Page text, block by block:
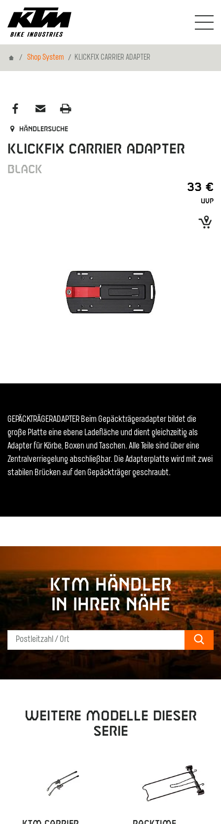
HomeShop System KLICKFIX CARRIER ADAPTER
Händlersuche
KLICKFIX CARRIER ADAPTER
BLACK
33 €
UVP
GEPÄCKTRÄGERADAPTER Beim Gepäckträgeradapter bildet die
große Platte eine ebene Ladefläche und dient gleichzeitig als
Adapter für Körbe, Boxen und Taschen. Alle Teile sind über eine
Zentralverriegelung abschließbar. Die Adapterplatte wird mit zwei
stabilen Brücken auf den Gepäckträger geschraubt.
KTM Händler
in Ihrer Nähe
Weitere Modelle dieser
Serie